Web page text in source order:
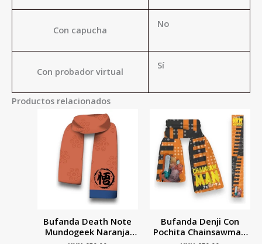
Con capucha
No
Con probador virtual
Sí
Productos relacionados
Bufanda Death Note
Mundogeek Naranja
Bufanda Denji Con
Pochita Chainsawman